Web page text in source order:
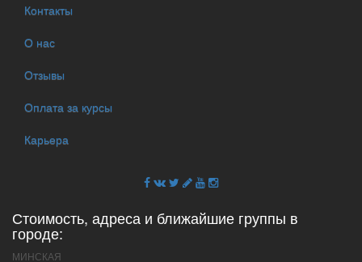
Контакты
О нас
Отзывы
Оплата за курсы
Карьера
Стоимость, адреса и ближайшие группы в
городе:
МИНСКАЯ